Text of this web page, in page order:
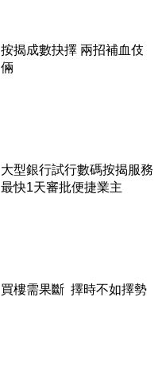
按揭成數抉擇 兩招補血伎
倆
大型銀行試行數碼按揭服務
最快1天審批便捷業主
買樓需果斷 擇時不如擇勢